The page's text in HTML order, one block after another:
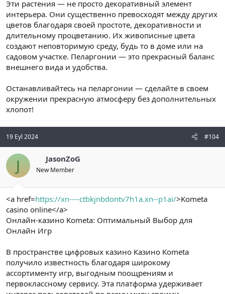
Эти растения — не просто декоративный элемент
интерьера. Они существенно превосходят между других
цветов благодаря своей простоте, декоративности и
длительному процветанию. Их живописные цвета
создают неповторимую среду, будь то в доме или на
садовом участке. Пеларгонии — это прекрасный баланс
внешнего вида и удобства.
Останавливайтесь на пеларгонии — сделайте в своем
окружении прекрасную атмосферу без дополнительных
хлопот!
19 Eyl 2024 #104
J JasonZoG
New Member
<a href=https://xn----ctbkjnbdontv7h1a.xn--p1ai/>Kometa
casino online</a>
Онлайн-казино Kometa: Оптимальный Выбор для
Онлайн Игр
В пространстве цифровых казино Казино Kometa
получило известность благодаря широкому
ассортименту игр, выгодным поощрениям и
первоклассному сервису. Эта платформа удерживает